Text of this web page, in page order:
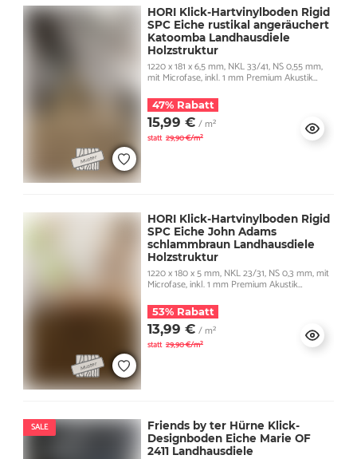
HORI Klick-Hartvinylboden Rigid
SPC Eiche rustikal angeräuchert
Katoomba Landhausdiele
Holzstruktur
1220 x 181 x 6,5 mm, NKL 33/41, NS 0,55 mm,
mit Microfase, inkl. 1 mm Premium Akustik
47% Rabatt
15,99 € / m²
statt 29,90 €/m²
HORI Klick-Hartvinylboden Rigid
SPC Eiche John Adams
schlammbraun Landhausdiele
Holzstruktur
1220 x 180 x 5 mm, NKL 23/31, NS 0,3 mm, mit
Microfase, inkl. 1 mm Premium Akustik
53% Rabatt
13,99 € / m²
statt 29,90 €/m²
SALE
Friends by ter Hürne Klick-
Designboden Eiche Marie OF
2411 Landhausdiele